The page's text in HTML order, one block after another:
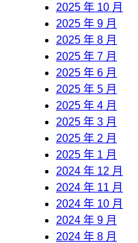
2025 年 10 月
2025 年 9 月
2025 年 8 月
2025 年 7 月
2025 年 6 月
2025 年 5 月
2025 年 4 月
2025 年 3 月
2025 年 2 月
2025 年 1 月
2024 年 12 月
2024 年 11 月
2024 年 10 月
2024 年 9 月
2024 年 8 月